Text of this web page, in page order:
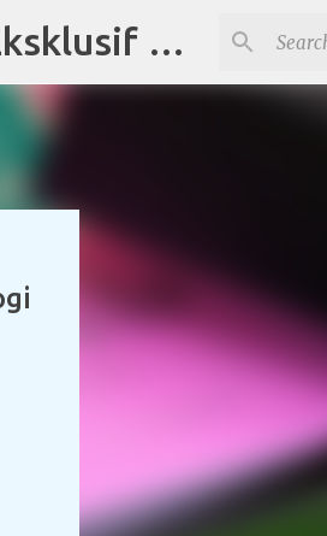
Distributor Souvenir di Tangerang Jual Produk Promosi Eksklusif Corporate dan Instansi Pemerintah